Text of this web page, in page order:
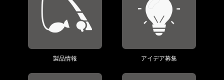
製品情報 アイデア募集